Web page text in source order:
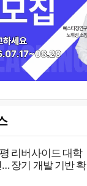
리버사이드 대학
장기 개발 기반 확